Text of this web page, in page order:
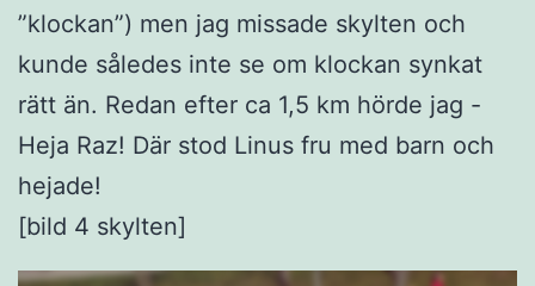
”klockan”) men jag missade skylten och
kunde således inte se om klockan synkat
rätt än. Redan efter ca 1,5 km hörde jag -
Heja Raz! Där stod Linus fru med barn och
hejade!
[bild 4 skylten]